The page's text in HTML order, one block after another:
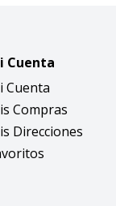
Cuenta
Cuenta
Compras
Direcciones